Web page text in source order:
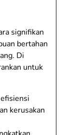
signifikan
bertahan
Di
untuk
kerusakan